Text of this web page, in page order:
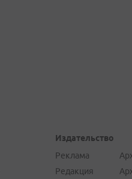
Издательство
Реклама
Редакция